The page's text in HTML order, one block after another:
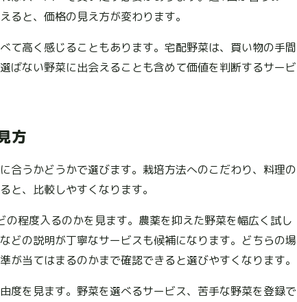
ると、価格の見え方が変わります。
て高く感じることもあります。宅配野菜は、買い物の手間
ばない野菜に出会えることも含めて価値を判断するサービ
方
合うかどうかで選びます。栽培方法へのこだわり、料理の
と、比較しやすくなります。
程度入るのかを見ます。農薬を抑えた野菜を幅広く試し
どの説明が丁寧なサービスも候補になります。どちらの場
当てはまるのかまで確認できると選びやすくなります。
度を見ます。野菜を選べるサービス、苦手な野菜を登録で